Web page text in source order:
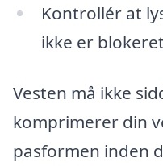
Kontrollér at
ikke er
Vesten må ikke
komprimerer din
pasformen inden